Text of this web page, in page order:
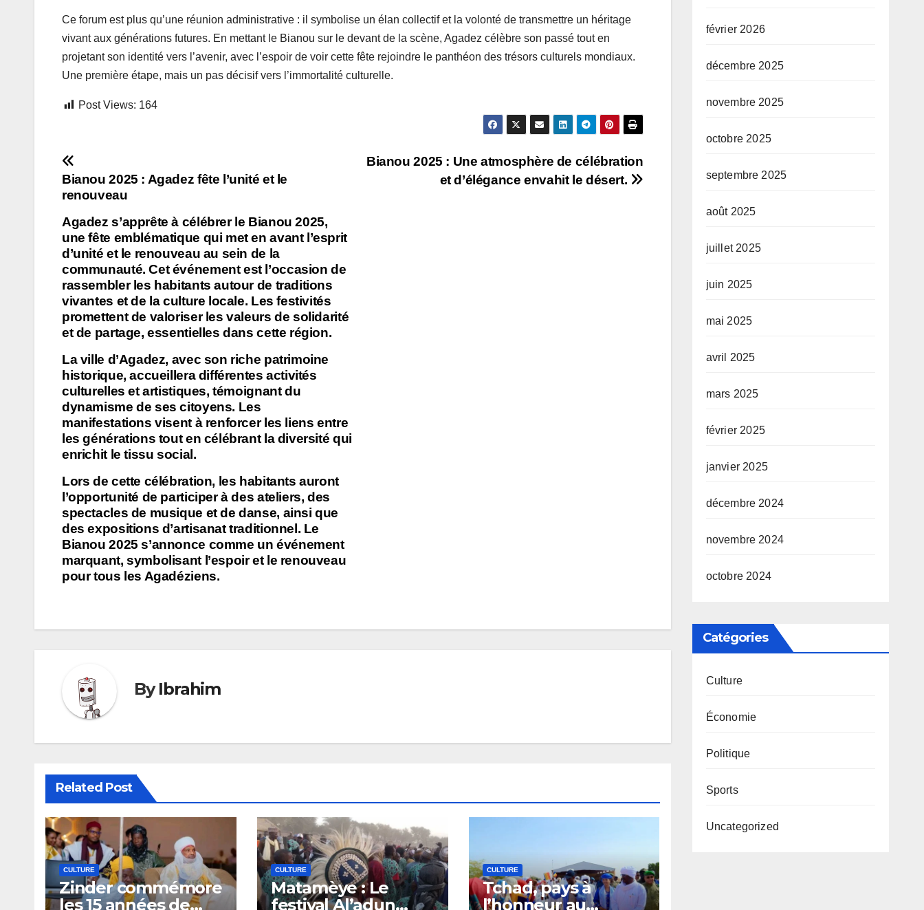
Ce forum est plus qu’une réunion administrative : il symbolise un élan collectif et la volonté de transmettre un héritage
vivant aux générations futures. En mettant le Bianou sur le devant de la scène, Agadez célèbre son passé tout en
projetant son identité vers l’avenir, avec l’espoir de voir cette fête rejoindre le panthéon des trésors culturels mondiaux.
Une première étape, mais un pas décisif vers l’immortalité culturelle.
Post Views: 164
Navigation
de
l’article
Bianou 2025 : Une atmosphère de célébration
et d’élégance envahit le désert.
Bianou 2025 : Agadez fête l’unité et le
renouveau
Agadez s’apprête à célébrer le Bianou 2025,
une fête emblématique qui met en avant l’esprit
d’unité et le renouveau au sein de la
communauté. Cet événement est l’occasion de
rassembler les habitants autour de traditions
vivantes et de la culture locale. Les festivités
promettent de valoriser les valeurs de solidarité
et de partage, essentielles dans cette région.
La ville d’Agadez, avec son riche patrimoine
historique, accueillera différentes activités
culturelles et artistiques, témoignant du
dynamisme de ses citoyens. Les
manifestations visent à renforcer les liens entre
les générations tout en célébrant la diversité qui
enrichit le tissu social.
Lors de cette célébration, les habitants auront
l’opportunité de participer à des ateliers, des
spectacles de musique et de danse, ainsi que
des expositions d’artisanat traditionnel. Le
Bianou 2025 s’annonce comme un événement
marquant, symbolisant l’espoir et le renouveau
pour tous les Agadéziens.
ByIbrahim
Related Post
CULTURE
Zinder commémore
les 15 années de
CULTURE
Matamèye : Le
festival Al’adun
CULTURE
Tchad, pays à
l’honneur au
février 2026
décembre 2025
novembre 2025
octobre 2025
septembre 2025
août 2025
juillet 2025
juin 2025
mai 2025
avril 2025
mars 2025
février 2025
janvier 2025
décembre 2024
novembre 2024
octobre 2024
Catégories
Culture
Économie
Politique
Sports
Uncategorized